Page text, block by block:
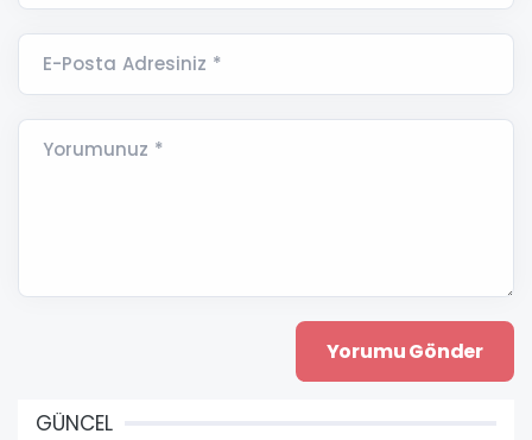
E-Posta Adresiniz *
Yorumunuz *
GÜNCEL